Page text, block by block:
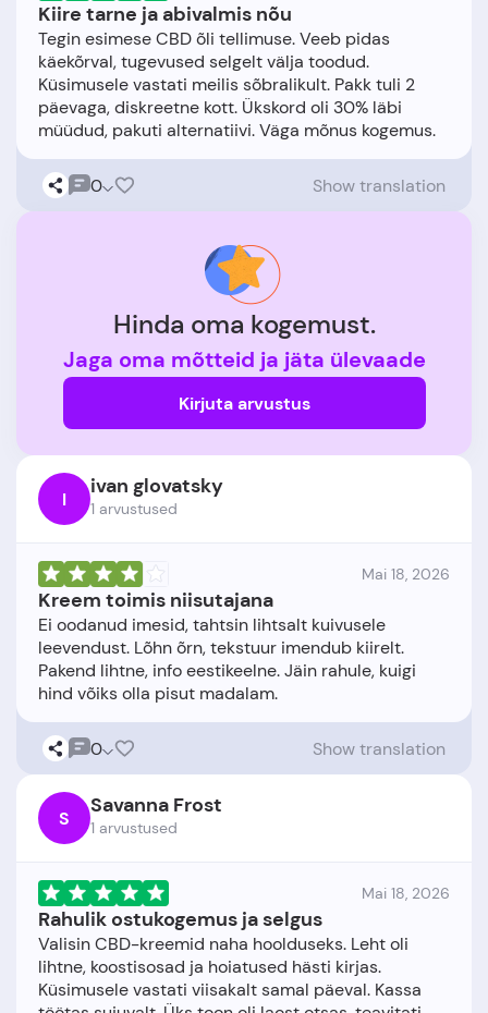
Kiire tarne ja abivalmis nõu
Tegin esimese CBD õli tellimuse. Veeb pidas
käekõrval, tugevused selgelt välja toodud.
Küsimusele vastati meilis sõbralikult. Pakk tuli 2
päevaga, diskreetne kott. Ükskord oli 30% läbi
0 Show translation
Hinda oma kogemust.
Jaga oma mõtteid ja jäta ülevaade
Kirjuta arvustus
I ivan glovatsky
1 arvustused
Mai 18, 2026
Kreem toimis niisutajana
Ei oodanud imesid, tahtsin lihtsalt kuivusele
leevendust. Lõhn õrn, tekstuur imendub kiirelt.
Pakend lihtne, info eestikeelne. Jäin rahule, kuigi
0 Show translation
S Savanna Frost
1 arvustused
Mai 18, 2026
Rahulik ostukogemus ja selgus
Valisin CBD-kreemid naha hoolduseks. Leht oli
lihtne, koostisosad ja hoiatused hästi kirjas.
Küsimusele vastati viisakalt samal päeval. Kassa